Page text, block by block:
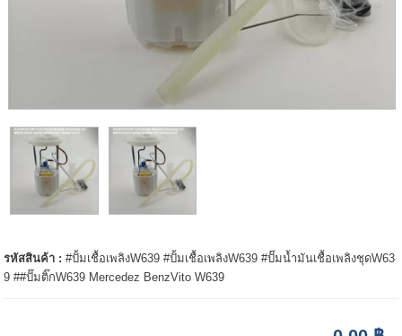
รหัสสินค้า :#ปั้มเชื้อเพลิงW639 #ปั้มเชื้อเพลิงW639 #ปั๊มน้ำมันเชื้อเพลิงชุดW63
9 ##ปั๊มติ๊กW639 Mercedez BenzVito W639